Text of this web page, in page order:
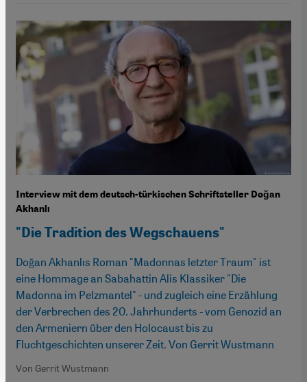
Interview mit dem deutsch-türkischen Schriftsteller Doğan
Akhanlı
"Die Tradition des Wegschauens"
Doğan Akhanlıs Roman "Madonnas letzter Traum" ist
eine Hommage an Sabahattin Alis Klassiker "Die
Madonna im Pelzmantel" - und zugleich eine Erzählung
der Verbrechen des 20. Jahrhunderts - vom Genozid an
den Armeniern über den Holocaust bis zu
Fluchtgeschichten unserer Zeit. Von Gerrit Wustmann
Von Gerrit Wustmann